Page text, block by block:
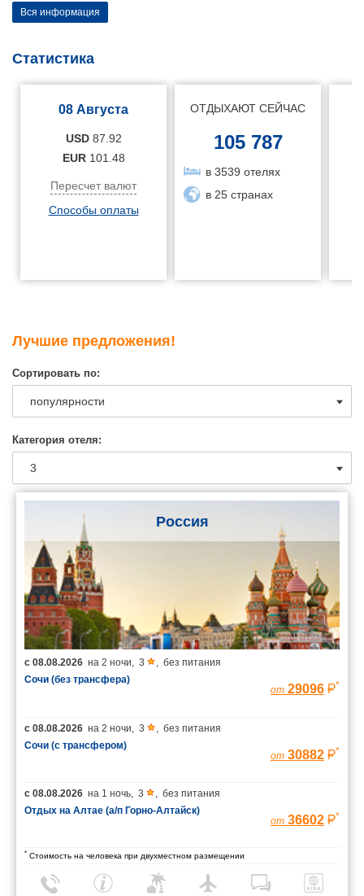
Вся информация
Статистика
08 Августа
USD 87.92
EUR 101.48
Пересчет валют
Способы оплаты
ОТДЫХАЮТ СЕЙЧАС
105 787
в 3539 отелях
в 25 странах
Лучшие предложения!
Сортировать по:
Категория отеля:
Россия
с 08.08.2026 на 2 ночи, 3 , без питания
Сочи (без трансфера)
от 29096 *
с 08.08.2026 на 2 ночи, 3 , без питания
Сочи (с трансфером)
от 30882 *
с 08.08.2026 на 1 ночь, 3 , без питания
Отдых на Алтае (а/п Горно-Алтайск)
от 36602 *
* Стоимость на человека при двухместном размещении